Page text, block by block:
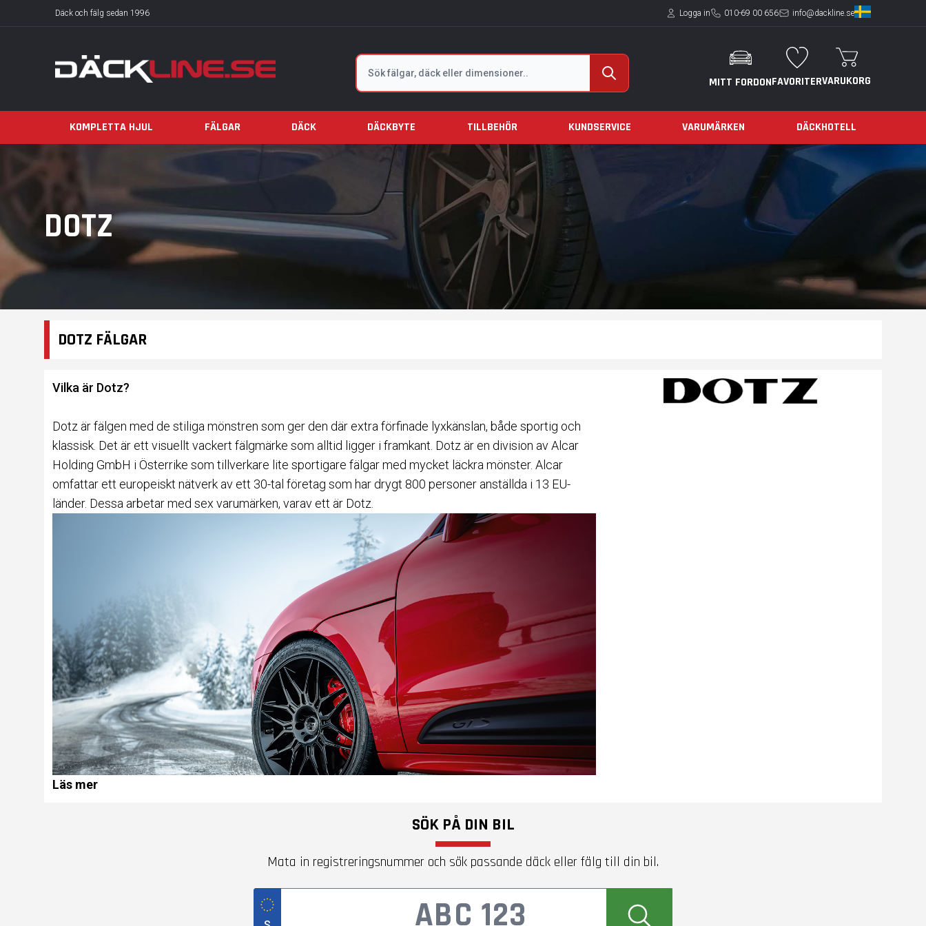
Däck och fälg sedan 1996 Logga in 010-69 00 656 info@dackline.se
Sök
MITT FORDONFAVORITERVARUKORG
KOMPLETTA HJUL FÄLGAR DÄCK DÄCKBYTE TILLBEHÖR KUNDSERVICE VARUMÄRKEN DÄCKHOTELL
DOTZ
DOTZ FÄLGAR
Vilka är Dotz?
Dotz är fälgen med de stiliga mönstren som ger den där extra förfinade lyxkänslan, både sportig och
klassisk. Det är ett visuellt vackert fälgmärke som alltid ligger i framkant. Dotz är en division avAlcar
Holding GmbH i Österrike som tillverkare lite sportigare fälgarmed mycket läckra mönster. Alcar
omfattar ett europeiskt nätverk av ett 30-tal företag som har drygt 800 personer anställda i 13 EU-
länder. Dessa arbetar med sex varumärken, varav ett är Dotz.
Läs mer
SÖK PÅ DIN BIL
Mata in registreringsnummer och sök passande däck eller fälg till din bil.